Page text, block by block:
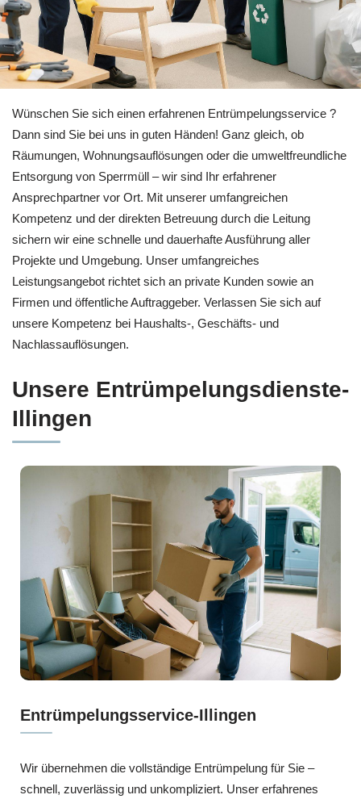
Erfahren Sie mehr über Entrümpelung für Elchesheim-Illingen
Wünschen Sie sich einen erfahrenen Entrümpelungsservice ?
Dann sind Sie bei uns in guten Händen! Ganz gleich, ob
Räumungen, Wohnungsauflösungen oder die umweltfreundliche
Entsorgung von Sperrmüll – wir sind Ihr erfahrener
Ansprechpartner vor Ort. Mit unserer umfangreichen
Kompetenz und der direkten Betreuung durch die Leitung
sichern wir eine schnelle und dauerhafte Ausführung aller
Projekte und Umgebung. Unser umfangreiches
Leistungsangebot richtet sich an private Kunden sowie an
Firmen und öffentliche Auftraggeber. Verlassen Sie sich auf
unsere Kompetenz bei Haushalts-, Geschäfts- und
Nachlassauflösungen.
Unsere Entrümpelungsdienste-
Illingen
Entrümpelungsservice-Illingen
Wir übernehmen die vollständige Entrümpelung für Sie –
schnell, zuverlässig und unkompliziert. Unser erfahrenes